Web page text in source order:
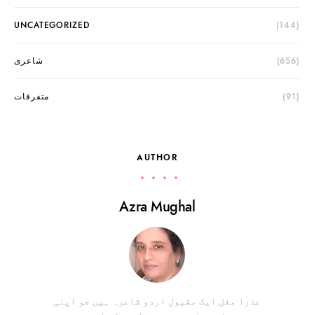
UNCATEGORIZED (144)
شاعری (656)
متفرقات (91)
AUTHOR
Azra Mughal
عذرا مغل ایک مقبول اردو شاعرہ ہیں جو اپنی